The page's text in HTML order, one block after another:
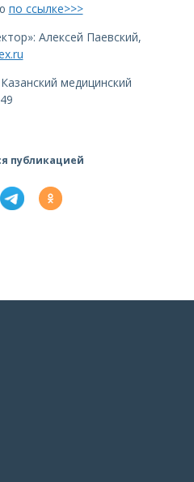
по ссылке>>>
Алексей Паевский,
медицинский
публикацией